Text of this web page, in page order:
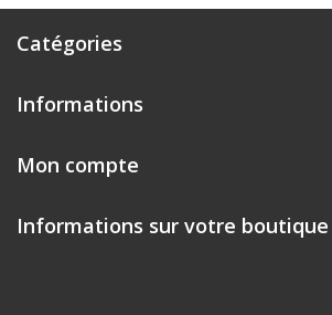
Catégories
Informations
Mon compte
Informations sur votre boutique